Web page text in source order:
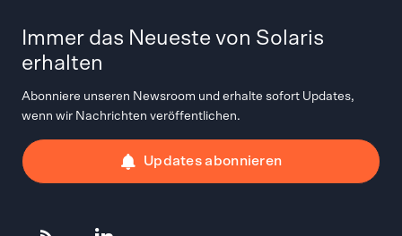
Immer das Neueste von Solaris
erhalten
Abonniere unseren Newsroom und erhalte sofort Updates,
wenn wir Nachrichten veröffentlichen.
Updates abonnieren